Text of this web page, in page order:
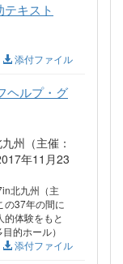
キスト
添付ファイル
ヘルプ・グ
州（主催：
年11月23
北九州（主
の37年の間に
体験をもと
的ホール）
添付ファイル